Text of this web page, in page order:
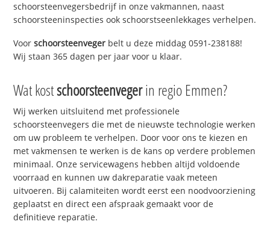
schoorsteenvegersbedrijf in onze vakmannen, naast
schoorsteeninspecties ook schoorstseenlekkages verhelpen.
Voorschoorsteenveger belt u deze middag 0591-238188!
Wij staan 365 dagen per jaar voor u klaar.
Wat kostschoorsteenvegerin regio Emmen?
Wij werken uitsluitend met professionele
schoorsteenvegers die met de nieuwste technologie werken
om uw probleem te verhelpen. Door voor ons te kiezen en
met vakmensen te werken is de kans op verdere problemen
minimaal. Onze servicewagens hebben altijd voldoende
voorraad en kunnen uw dakreparatie vaak meteen
uitvoeren. Bij calamiteiten wordt eerst een noodvoorziening
geplaatst en direct een afspraak gemaakt voor de
definitieve reparatie.